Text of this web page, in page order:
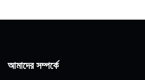
আমাদের সম্পর্কে